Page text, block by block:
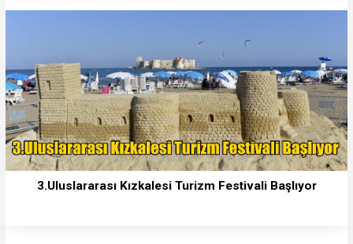
3.Uluslararası Kızkalesi Turizm Festivali Başlıyor